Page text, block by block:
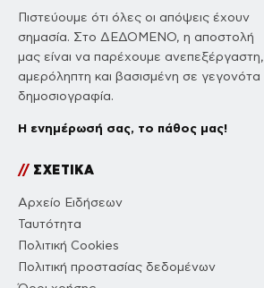
Πιστεύουμε ότι όλες οι απόψεις έχουν
σημασία. Στο ΔΕΔΟΜΕΝΟ, η αποστολή
μας είναι να παρέχουμε ανεπεξέργαστη,
αμερόληπτη και βασισμένη σε γεγονότα
δημοσιογραφία.
Η ενημέρωσή σας, το πάθος μας!
//ΣΧΕΤΙΚΑ
Αρχείο Ειδήσεων
Ταυτότητα
Πολιτική Cookies
Πολιτική προστασίας δεδομένων